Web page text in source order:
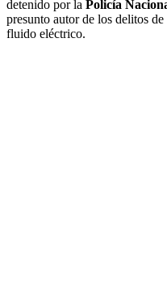
detenido por la Policía
presunto autor de los delitos
fluido eléctrico.